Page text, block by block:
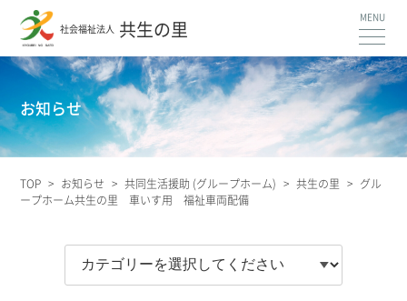
社会福祉法人 共生の里
お知らせ
TOP > お知らせ > 共同生活援助 (グループホーム) > 共生の里 > グル
ープホーム共生の里 車いす用 福祉車両配備